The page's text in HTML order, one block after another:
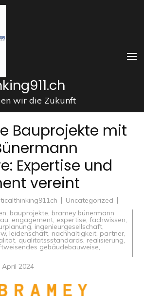
wir die Zukunft
Bauprojekte mit
Expertise und
vereint
Uncategorized
, bauprojekte, bramey bünermann
, engagement, expertise, fachwissen,
, ingenieurgesellschaft,
, leidenschaft, nachhaltigkeit, partner,
, qualitätssstandards, realisierung,
gebäudebauweise,
April 2024